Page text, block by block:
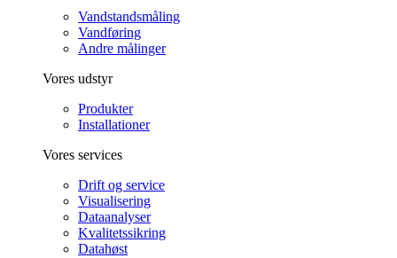
Vandstandsmåling
Vandføring
Andre målinger
Vores udstyr
Produkter
Installationer
Vores services
Drift og service
Visualisering
Dataanalyser
Kvalitetssikring
Datahøst